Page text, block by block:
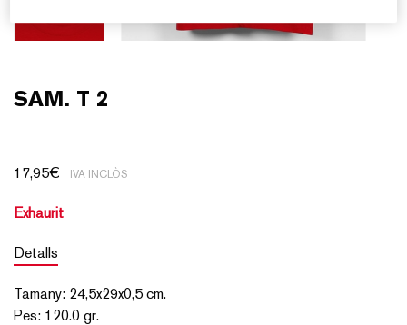
SAM. T 2
17,95€ IVA INCLÒS
Exhaurit
Detalls
Tamany: 24,5x29x0,5 cm.
Pes: 120.0 gr.